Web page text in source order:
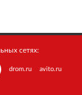
сетях:
drom.ru avito.ru